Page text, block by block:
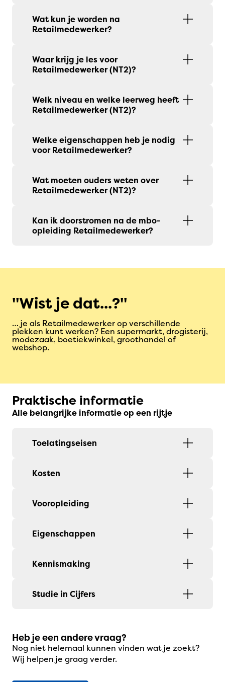
Wat kun je worden na
Retailmedewerker?
Waar krijg je les voor
Retailmedewerker (NT2)?
Welk niveau en welke leerweg heeft
Retailmedewerker (NT2)?
Welke eigenschappen heb je nodig
voor Retailmedewerker?
Wat moeten ouders weten over
Retailmedewerker (NT2)?
Kan ik doorstromen na de mbo-
opleiding Retailmedewerker?
Wist je dat...?
… je als Retailmedewerker op verschillende
plekken kunt werken? Een supermarkt, drogisterij,
modezaak, boetiekwinkel, groothandel of
webshop.
Praktische informatie
Alle belangrijke informatie op een rijtje
Toelatingseisen
Kosten
Vooropleiding
Eigenschappen
Kennismaking
Studie in Cijfers
Heb je een andere vraag?
Nog niet helemaal kunnen vinden wat je zoekt?
Wij helpen je graag verder.